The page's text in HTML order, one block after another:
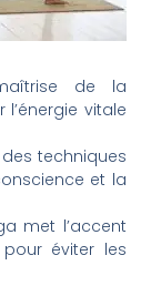
de la
vitale
techniques
et la
met l’accent
éviter les